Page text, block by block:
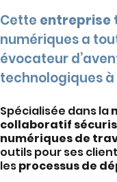
Cette entreprise
numériques a
évocateur
technologiques
Spécialisée dans la
collaboratif
numériques de
outils pour ses
les processus de